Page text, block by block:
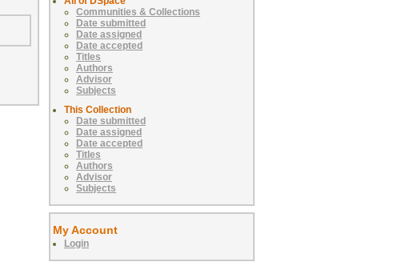
Communities & Collections
Date submitted
Date assigned
Date accepted
Titles
Authors
Advisor
Subjects
This Collection
Date submitted
Date assigned
Date accepted
Titles
Authors
Advisor
Subjects
My Account
Login